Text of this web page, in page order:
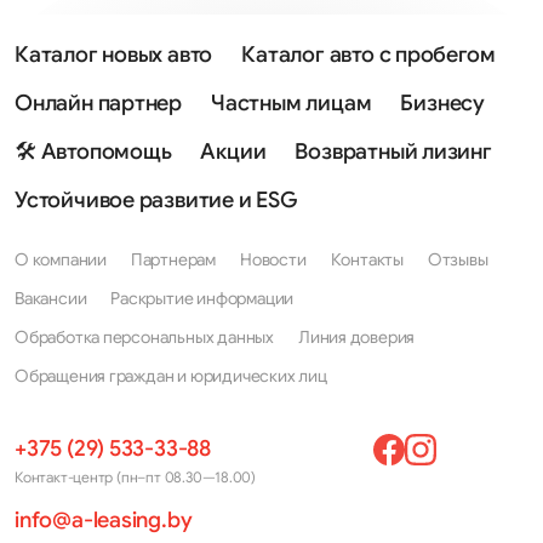
Каталог новых авто
Каталог авто с пробегом
Онлайн партнер
Частным лицам
Бизнесу
🛠 Автопомощь
Акции
Возвратный лизинг
Устойчивое развитие и ESG
О компании Партнерам Новости Контакты
Отзывы
Вакансии
Раскрытие информации
Обработка персональных данных
Линия доверия
Обращения граждан и юридических лиц
+375 (29) 533-33-88
Контакт-центр (пн–пт 08.30—18.00)
info@a-leasing.by